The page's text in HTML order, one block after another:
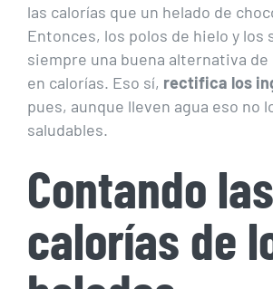
las calorías que un helado de
Entonces, los polos de hielo y los
siempre una buena alternativa de
en calorías. Eso sí, rectifica los
pues, aunque lleven agua eso no
saludables.
Contando las
calorías de